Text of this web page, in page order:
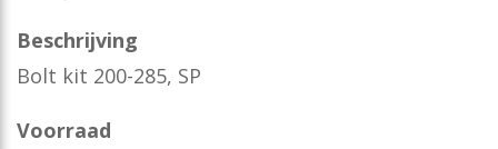
Beschrijving
Bolt kit 200-285, SP
Voorraad